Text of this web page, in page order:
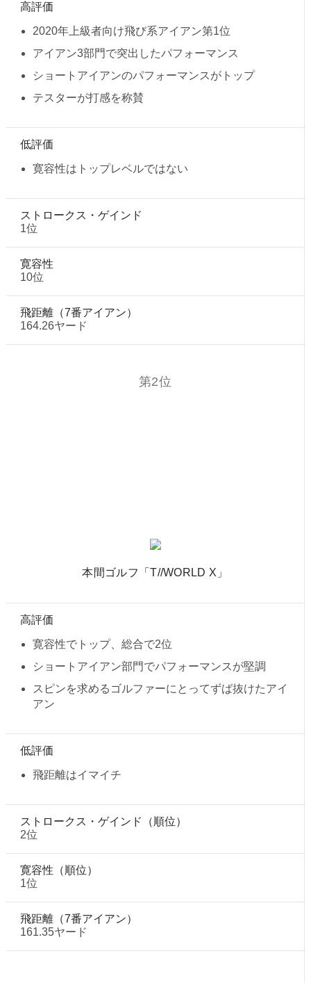
高評価
2020年上級者向け飛び系アイアン第1位
アイアン3部門で突出したパフォーマンス
ショートアイアンのパフォーマンスがトップ
テスターが打感を称賛
低評価
寛容性はトップレベルではない
ストロークス・ゲインド
1位
寛容性
10位
飛距離（7番アイアン）
164.26ヤード
第2位
本間ゴルフ「T//WORLD X」
高評価
寛容性でトップ、総合で2位
ショートアイアン部門でパフォーマンスが堅調
スピンを求めるゴルファーにとってずば抜けたアイ
アン
低評価
飛距離はイマイチ
ストロークス・ゲインド（順位）
2位
寛容性（順位）
1位
飛距離（7番アイアン）
161.35ヤード